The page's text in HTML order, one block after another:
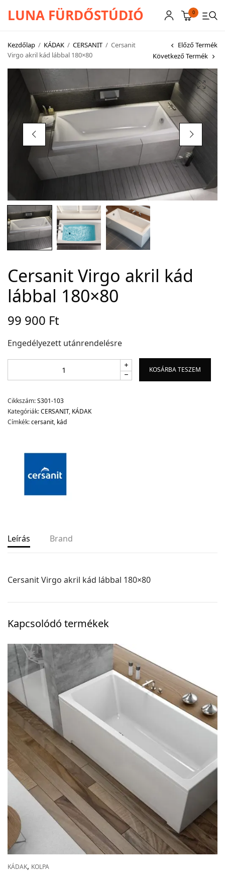
LUNA FÜRDŐSTÚDIÓ 0
Kezdőlap / KÁDAK / CERSANIT / Cersanit
Virgo akril kád lábbal 180×80
Előző Termék
Következő Termék
Cersanit Virgo akril kád
lábbal 180×80
99 900 Ft
Engedélyezett utánrendelésre
KOSÁRBA TESZEM
Cikkszám:S301-103
Kategóriák:CERSANIT, KÁDAK
Címkék:cersanit, kád
Leírás Brand
Cersanit Virgo akril kád lábbal 180×80
Kapcsolódó termékek
KÁDAK, KOLPA
CSAPTELEPEK
SZANITEREK
SCHWAB
KÁDAK
KABINOK – TÁLCÁK
TOVÁBBI TERMÉKEK
BEMUTATÓTERMÜNK KÉPEKBEN
AKCIÓS TERMÉKEK
Garancia érvényesítése
Általános Szerződési Feltételek
Szállítási információk